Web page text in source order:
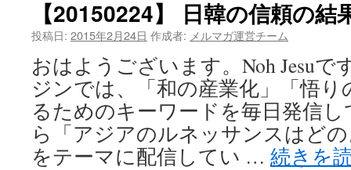
【20150224】 日韓の信頼の
投稿日: 2015年2月24日 作成者: メルマガ運営チーム
おはようございます。Noh Jesuで
ジンでは、「和の産業化」「悟
るためのキーワードを毎日発信
ら「アジアのルネッサンスはど
をテーマに配信してい … 続きを